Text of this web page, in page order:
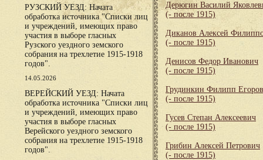
РУЗСКИЙ УЕЗД: Начата
обработка источника "Списки лиц
и учреждений, имеющих право
участия в выборе гласных
Рузского уездного земского
собрания на трехлетие 1915-1918
годов".
14.05.2026
ВЕРЕЙСКИЙ УЕЗД: Начата
обработка источника "Списки лиц
и учреждений, имеющих право
участия в выборе гласных
Верейского уездного земского
собрания на трехлетие 1915-1918
годов".
Дерюгин Василий
(- после 1915)
Диканов Алексей
(- после 1915)
Денисов Федор Иванович
(- после 1915)
Грудинкин Филипп
(- после 1915)
Гусев Степан Алексеевич
(- после 1915)
Грибин Алексей Петрович
(- после 1915)